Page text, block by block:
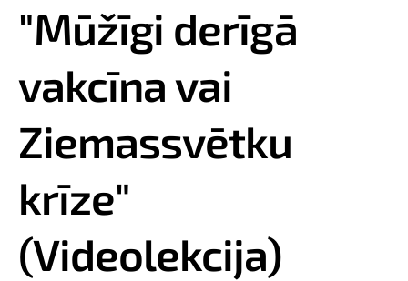
"Mūžīgi derīgā
vakcīna vai
Ziemassvētku
krīze"
(Videolekcija)